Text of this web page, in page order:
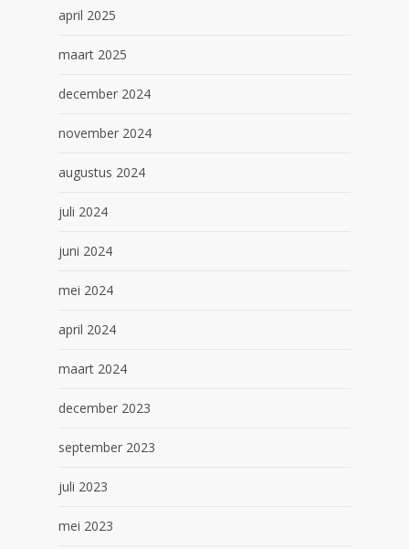
april 2025
maart 2025
december 2024
november 2024
augustus 2024
juli 2024
juni 2024
mei 2024
april 2024
maart 2024
december 2023
september 2023
juli 2023
mei 2023